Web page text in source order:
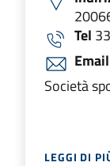
Tel
Email
Società
LEGGI DI